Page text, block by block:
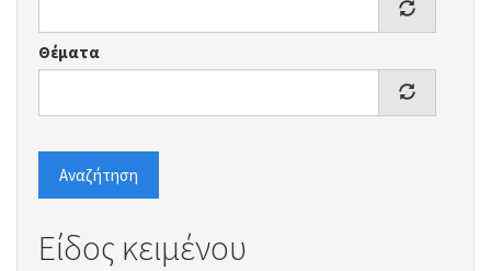
Θέματα
Αναζήτηση
Είδος κειμένου